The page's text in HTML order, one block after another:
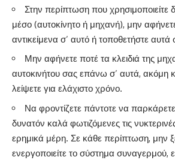
Στην περίπτωση που χρησιμοποιείτε
μέσο (αυτοκίνητο ή μηχανή), μην
αντικείμενα σ’ αυτό ή τοποθετήστε
Μην αφήνετε ποτέ τα κλειδιά της
αυτοκινήτου σας επάνω σ’ αυτά, ακόμη
λείψετε για ελάχιστο χρόνο.
Να φροντίζετε πάντοτε να
δυνατόν καλά φωτιζόμενες τις
ερημικά μέρη. Σε κάθε περίπτωση, μην
ενεργοποιείτε το σύστημα συναγερμού,